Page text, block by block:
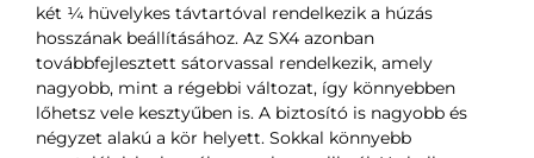
két ¼ hüvelykes távtartóval rendelkezik a húzás
hosszának beállításához. Az SX4 azonban
továbbfejlesztett sátorvassal rendelkezik, amely
nagyobb, mint a régebbi változat, így könnyebben
lőhetsz vele kesztyűben is. A biztosító is nagyobb és
négyzet alakú a kör helyett. Sokkal könnyebb